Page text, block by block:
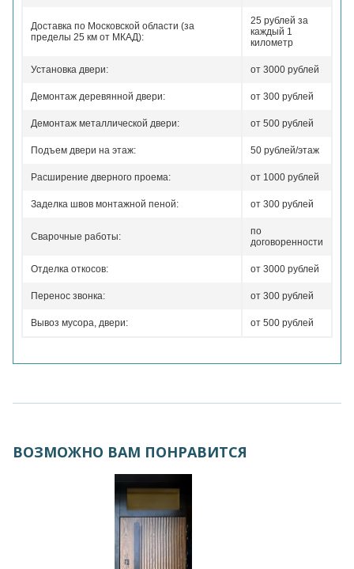
Доставка по Московской области (за
пределы 25 км от МКАД):
25 рублей за
каждый 1
километр
Установка двери: от 3000 рублей
Демонтаж деревянной двери: от 300 рублей
Демонтаж металлической двери: от 500 рублей
Подъем двери на этаж: 50 рублей/этаж
Расширение дверного проема: от 1000 рублей
Заделка швов монтажной пеной: от 300 рублей
Сварочные работы:
по
договоренности
Отделка откосов: от 3000 рублей
Перенос звонка: от 300 рублей
Вывоз мусора, двери: от 500 рублей
ВОЗМОЖНО ВАМ ПОНРАВИТСЯ